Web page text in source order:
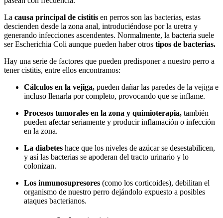
La causa principal de cistitis en perros son las bacterias, estas
descienden desde la zona anal, introduciéndose por la uretra y
generando infecciones ascendentes. Normalmente, la bacteria suele
ser Escherichia Coli aunque pueden haber otros tipos de bacterias.
Hay una serie de factores que pueden predisponer a nuestro perro a
tener cistitis, entre ellos encontramos:
Cálculos en la vejiga, pueden dañar las paredes de la vejiga e
incluso llenarla por completo, provocando que se inflame.
Procesos tumorales en la zona y quimioterapia, también
pueden afectar seriamente y producir inflamación o infección
en la zona.
La diabetes hace que los niveles de azúcar se desestabilicen,
y así las bacterias se apoderan del tracto urinario y lo
colonizan.
Los inmunosupresores (como los corticoides), debilitan el
organismo de nuestro perro dejándolo expuesto a posibles
ataques bacterianos.